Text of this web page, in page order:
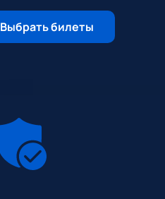
Выбрать билеты